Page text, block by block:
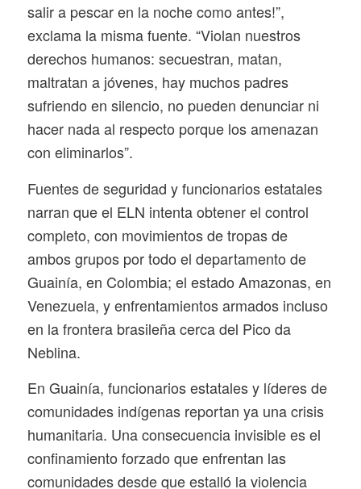
salir a pescar en la noche como antes!”,
exclama la misma fuente. “Violan nuestros
derechos humanos: secuestran, matan,
maltratan a jóvenes, hay muchos padres
sufriendo en silencio, no pueden denunciar ni
hacer nada al respecto porque los amenazan
con eliminarlos”.
Fuentes de seguridad y funcionarios estatales
narran que el ELN intenta obtener el control
completo, con movimientos de tropas de
ambos grupos por todo el departamento de
Guainía, en Colombia; el estado Amazonas, en
Venezuela, y enfrentamientos armados incluso
en la frontera brasileña cerca del Pico da
Neblina.
En Guainía, funcionarios estatales y líderes de
comunidades indígenas reportan ya una crisis
humanitaria. Una consecuencia invisible es el
confinamiento forzado que enfrentan las
comunidades desde que estalló la violencia